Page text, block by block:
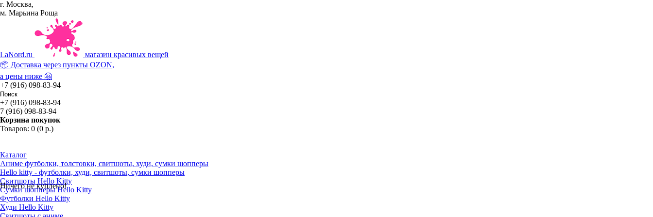
г. Москва,
м. Марьина Роща
LaNord.ru
магазин красивых вещей
📦 Доставка через пункты OZON,
а цены ниже 🤗
+7 (916) 098-83-94
+7 (916) 098-83-94
7 (916) 098-83-94
Корзина покупок
Товаров: 0 (0 р.)
Ничего не куплено!
Каталог
Аниме футболки, толстовки, свитшоты, худи, сумки шопперы
Hello kitty - футболки, худи, свитшоты, сумки шопперы
Свитшоты Hello Kitty
Сумки шопперы Hello Kitty
Футболки Hello Kitty
Худи Hello Kitty